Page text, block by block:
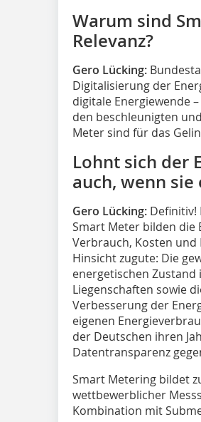
Warum sind
Relevanz?
Gero Lücking:
Digitalisierung der
digitale Energiewende
den beschleunigten
Meter sind für das
Lohnt sich der
auch, wenn
Gero Lücking: Definitiv!
Smart Meter bilden die
Verbrauch, Kosten
Hinsicht zugute: Die
energetischen Zustand
Liegenschaften sowie
Verbesserung der
eigenen
der Deutschen ihren
Datentransparenz
Smart Metering bildet
wettbewerblicher
Kombination mit